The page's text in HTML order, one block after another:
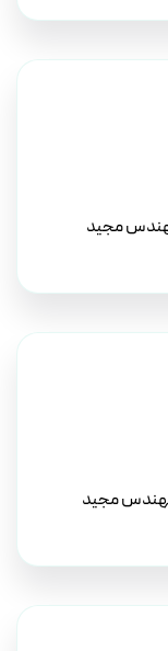
مجید
مهندس مجید